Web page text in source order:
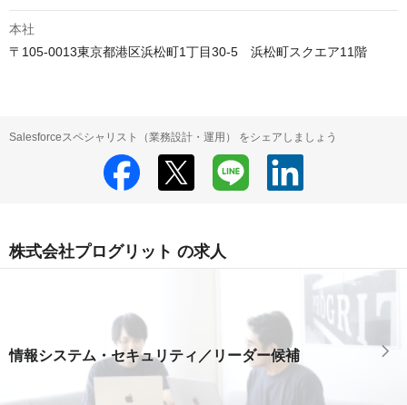
本社
〒105-0013東京都港区浜松町1丁目30-5　浜松町スクエア11階
Salesforceスペシャリスト（業務設計・運用） をシェアしましょう
株式会社プログリット の求人
情報システム・セキュリティ／リーダー候補